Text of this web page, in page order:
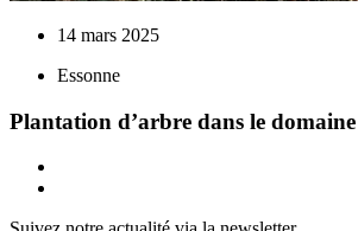
14 mars 2025
Essonne
Plantation d’arbre dans le